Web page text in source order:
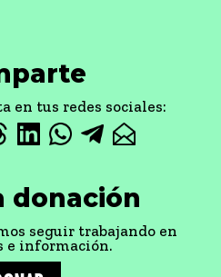
en tus redes sociales:
donación
seguir trabajando en
e información.